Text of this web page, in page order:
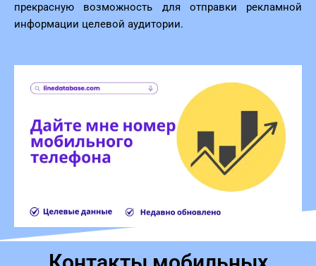
прекрасную возможность для отправки рекламной
информации целевой аудитории.